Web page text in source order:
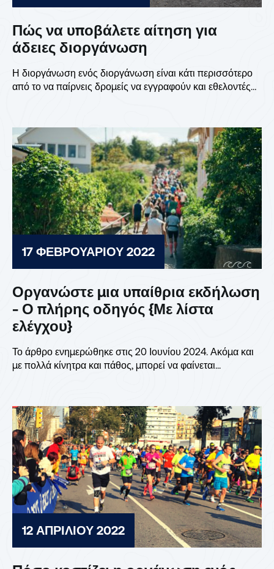
Πώς να υποβάλετε αίτηση για
άδειες διοργάνωση
Η διοργάνωση ενός διοργάνωση είναι κάτι περισσότερο
από το να παίρνεις δρομείς να εγγραφούν και εθελοντές
17 ΦΕΒΡΟΥΑΡΊΟΥ 2022
Οργανώστε μια υπαίθρια εκδήλωση
- Ο πλήρης οδηγός {Με λίστα
ελέγχου}
Το άρθρο ενημερώθηκε στις 20 Ιουνίου 2024. Ακόμα και
με πολλά κίνητρα και πάθος, μπορεί να φαίνεται...
12 ΑΠΡΙΛΊΟΥ 2022